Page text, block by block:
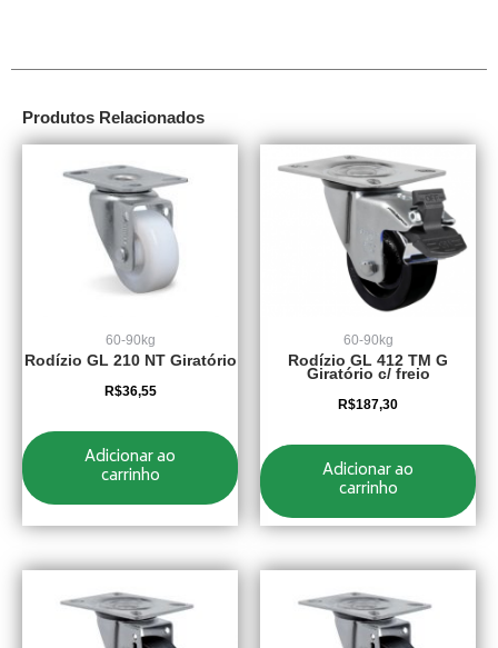
Produtos Relacionados
60-90kg
Rodízio GL 210 NT Giratório
R$36,55
Adicionar ao
carrinho
60-90kg
Rodízio GL 412 TM G
Giratório c/ freio
R$187,30
Adicionar ao
carrinho